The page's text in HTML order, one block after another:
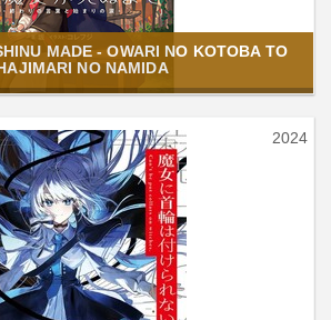
MADE - OWARI NO KOTOBA TO
NO NAMIDA
2024